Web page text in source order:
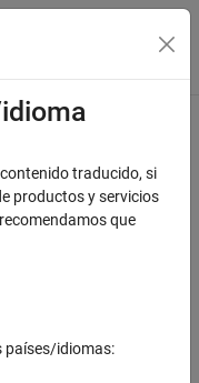
navegación
traducido, si
productos y servicios
que
países/idiomas: